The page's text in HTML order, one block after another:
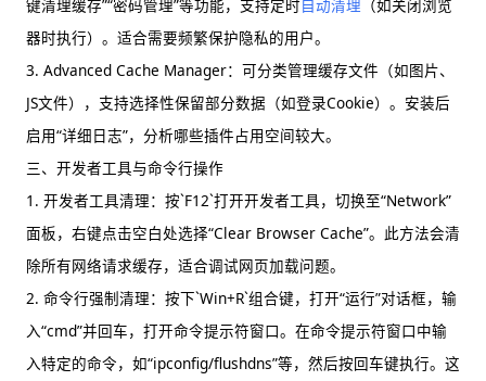
键清理缓存”“密码管理”等功能，支持定时自动清理 （如关闭浏览
器时执行）。适合需要频繁保护隐私的用户。
3. Advanced Cache Manager：可分类管理缓存文件（如图片、
JS文件），支持选择性保留部分数据（如登录Cookie）。安装后
启用“详细日志”，分析哪些插件占用空间较大。
三、开发者工具与命令行操作
1. 开发者工具清理：按`F12`打开开发者工具，切换至“Network”
面板，右键点击空白处选择“Clear Browser Cache”。此方法会清
除所有网络请求缓存，适合调试网页加载问题。
2. 命令行强制清理：按下`Win+R`组合键，打开“运行”对话框，输
入“cmd”并回车，打开命令提示符窗口。在命令提示符窗口中输
入特定的命令，如“ipconfig/flushdns”等，然后按回车键执行。这